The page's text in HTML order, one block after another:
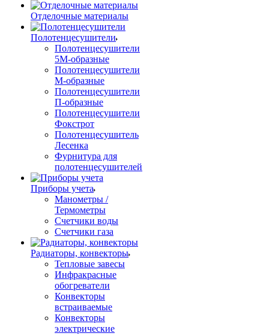
Отделочные материалы
Полотенцесушители
Полотенцесушители
5М-образные
Полотенцесушители
М-образные
Полотенцесушители
П-образные
Полотенцесушители
Фокстрот
Полотенцесушитель
Лесенка
Фурнитура для
полотенцесушителей
Приборы учета
Манометры /
Термометры
Счетчики воды
Счетчики газа
Радиаторы, конвекторы
Тепловые завесы
Инфракрасные
обогреватели
Конвекторы
встраиваемые
Конвекторы
электрические